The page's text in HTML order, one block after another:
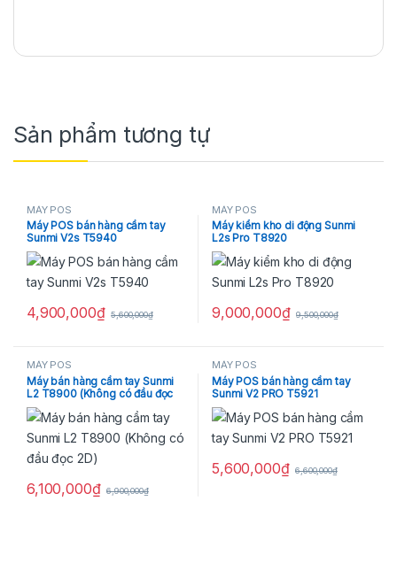
Sản phẩm tương tự
MÁY POS
Máy POS bán hàng cầm tay
Sunmi V2s T5940
4,900,000₫ 5,600,000₫
MÁY POS
Máy kiểm kho di động Sunmi
L2s Pro T8920
9,000,000₫ 9,500,000₫
MÁY POS
Máy bán hàng cầm tay Sunmi
L2 T8900 (Không có đầu đọc
2D)
6,100,000₫ 6,900,000₫
MÁY POS
Máy POS bán hàng cầm tay
Sunmi V2 PRO T5921
5,600,000₫ 6,600,000₫